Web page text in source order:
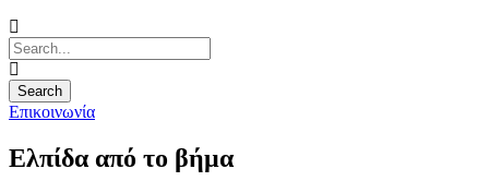
Επικοινωνία
Ελπίδα από το βήμα